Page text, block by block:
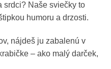
srdci? Naše sviečky to
humoru a drzosti.
nájdeš ju zabalenú v
– ako malý darček,